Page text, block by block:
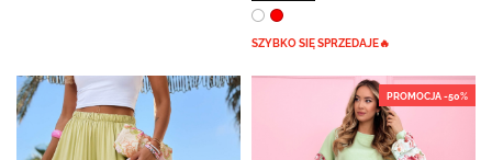
SZYBKO SIĘ SPRZEDAJE🔥
PROMOCJA -50%